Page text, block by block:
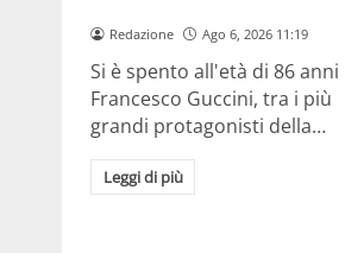
Redazione Ago 6, 2026 11:19
Si è spento all'età di 86 anni
Francesco Guccini, tra i più
grandi protagonisti della…
Leggi di più